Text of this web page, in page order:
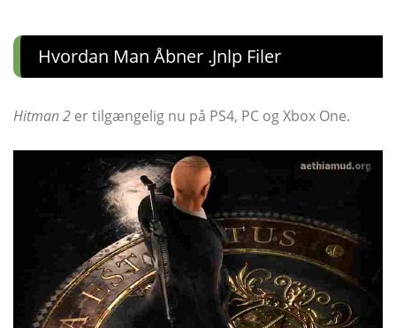
Hvordan Man Åbner .jnlp Filer
Hitman 2 er tilgængelig nu på PS4, PC og Xbox One.